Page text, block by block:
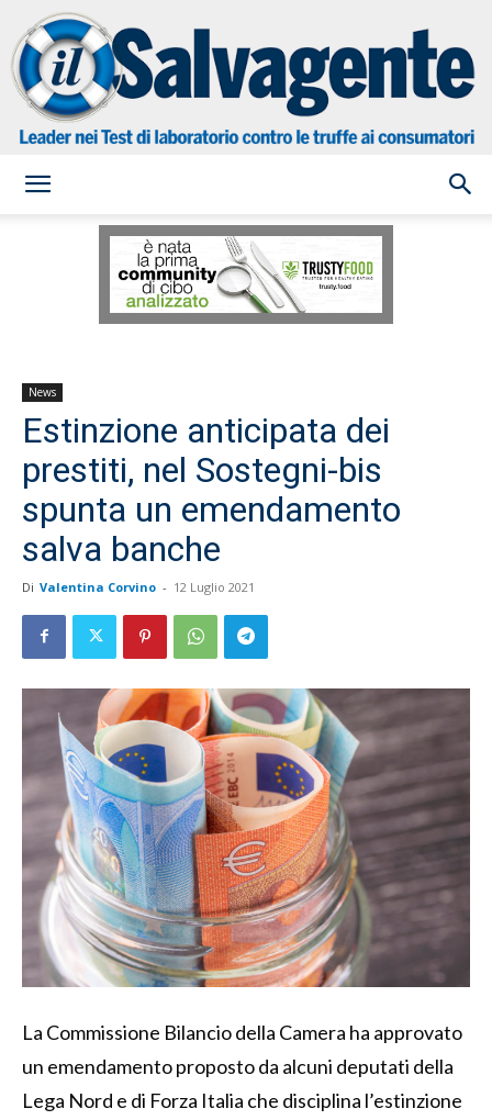
Salvagente
News
Estinzione anticipata dei
prestiti, nel Sostegni-bis
spunta un emendamento
salva banche
Di Valentina Corvino - 12 Luglio 2021
La Commissione Bilancio della Camera ha approvato
un emendamento proposto da alcuni deputati della
Lega Nord e di Forza Italia che disciplina l’estinzione